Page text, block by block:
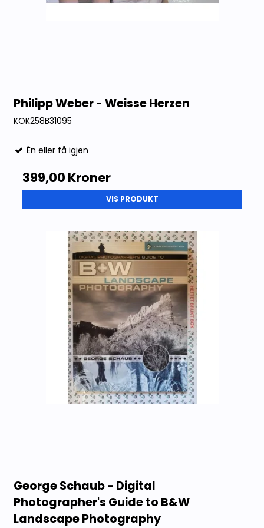
Philipp Weber - Weisse Herzen
KOK258B31095
Én eller få igjen
399,00 Kroner
VIS PRODUKT
George Schaub - Digital
Photographer's Guide to B&W
Landscape Photography